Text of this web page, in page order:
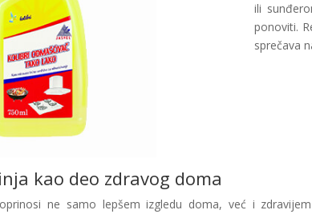
ili
ponoviti.
sprečava
kao deo zdravog doma
ne samo lepšem izgledu doma, već i